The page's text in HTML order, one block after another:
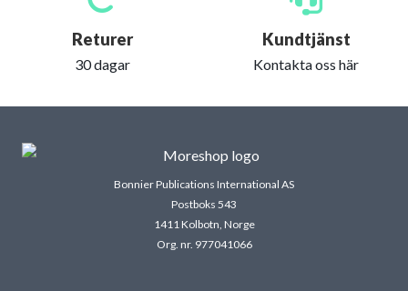
Returer
30 dagar
Kundtjänst
Kontakta oss här
Bonnier Publications International AS
Postboks 543
1411 Kolbotn, Norge
Org. nr. 977041066